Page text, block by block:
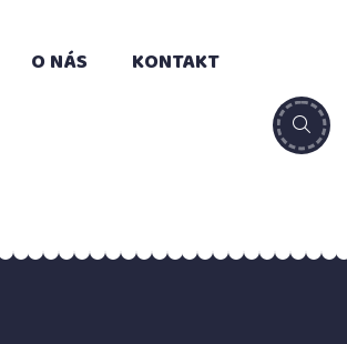
O NÁS KONTAKT